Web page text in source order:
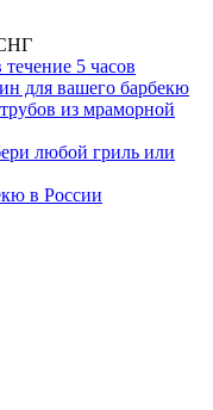
5 часов
для вашего барбекю
из мраморной
любой гриль или
в России